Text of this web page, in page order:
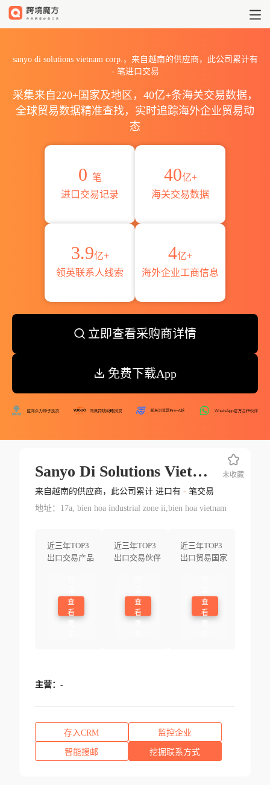
sanyo di solutions vietnam corp.，来自越南的供应商，此公司累计有
-笔进口交易
采集来自220+国家及地区，40亿+条海关交易数据，
全球贸易数据精准查找，实时追踪海外企业贸易动
态
0 笔
进口交易记录
40亿+
海关交易数据
3.9亿+
领英联系人线索
4亿+
海外企业工商信息
立即查看采购商详情
免费下载App
Sanyo Di Solutions Vietnam Corp.
来自越南的供应商，此公司累计 进口有 -笔交易
地址：17a, bien hoa industrial zone ii,bien hoa vietnam
近三年TOP3
出口交易产品
查
看
近三年TOP3
出口交易伙伴
查
看
近三年TOP3
出口贸易国家
查
看
未收藏
主营： -
存入CRM 监控企业
智能搜邮 挖掘联系方式